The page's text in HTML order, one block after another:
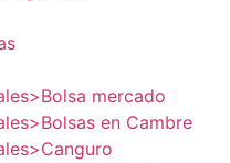
mercado
en Cambre